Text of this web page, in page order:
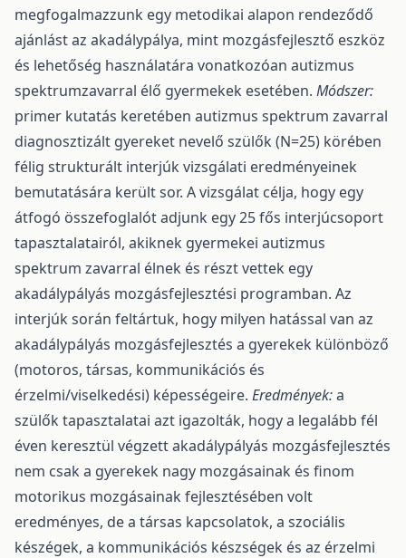
megfogalmazzunk egy metodikai alapon rendeződő
ajánlást az akadálypálya, mint mozgásfejlesztő eszköz
és lehetőség használatára vonatkozóan autizmus
spektrumzavarral élő gyermekek esetében. Módszer:
primer kutatás keretében autizmus spektrum zavarral
diagnosztizált gyereket nevelő szülők (N=25) körében
félig strukturált interjúk vizsgálati eredményeinek
bemutatására került sor. A vizsgálat célja, hogy egy
átfogó összefoglalót adjunk egy 25 fős interjúcsoport
tapasztalatairól, akiknek gyermekei autizmus
spektrum zavarral élnek és részt vettek egy
akadálypályás mozgásfejlesztési programban. Az
interjúk során feltártuk, hogy milyen hatással van az
akadálypályás mozgásfejlesztés a gyerekek különböző
(motoros, társas, kommunikációs és
érzelmi/viselkedési) képességeire. Eredmények:a
szülők tapasztalatai azt igazolták, hogy a legalább fél
éven keresztül végzett akadálypályás mozgásfejlesztés
nem csak a gyerekek nagy mozgásainak és finom
motorikus mozgásainak fejlesztésében volt
eredményes, de a társas kapcsolatok, a szociális
készégek, a kommunikációs készségek és az érzelmi